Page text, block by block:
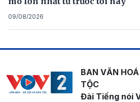
09/08/2026
BAN VĂN
TỘC
Đài Tiếng nói